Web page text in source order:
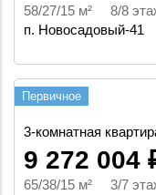
58/27/15 м² 8/8
п. Новосадовый-41
Первичное
3-комнатная
9 272 004
65/38/15 м² 3/7